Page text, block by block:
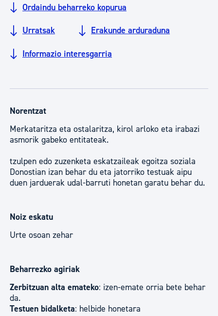
Ordaindu beharreko kopurua
Urratsak Erakunde arduraduna
Informazio interesgarria
Norentzat
Merkataritza eta ostalaritza, kirol arloko eta irabazi
asmorik gabeko entitateak.
tzulpen edo zuzenketa eskatzaileak egoitza soziala
Donostian izan behar du eta jatorriko testuak aipu
duen jarduerak udal-barruti honetan garatu behar du.
Noiz eskatu
Urte osoan zehar
Beharrezko agiriak
Zerbitzuan alta emateko: izen-emate orria bete behar
da.
Testuen bidalketa: helbide honetara